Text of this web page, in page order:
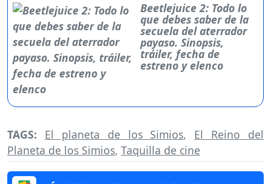
Beetlejuice 2: Todo lo
que debes saber de la
secuela del aterrador
payaso. Sinopsis,
tráiler, fecha de
estreno y elenco
TAGS: El planeta de los Simios, El Reino del
Planeta de los Simios, Taquilla de cine